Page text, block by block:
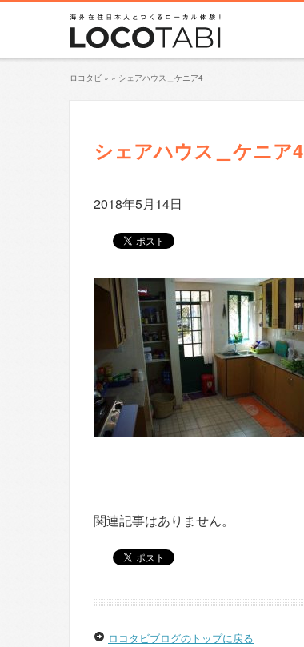
ロコタビ » » シェアハウス＿ケニア4
シェアハウス＿ケニア4
2018年5月14日
関連記事はありません。
ロコタビブログのトップに戻る